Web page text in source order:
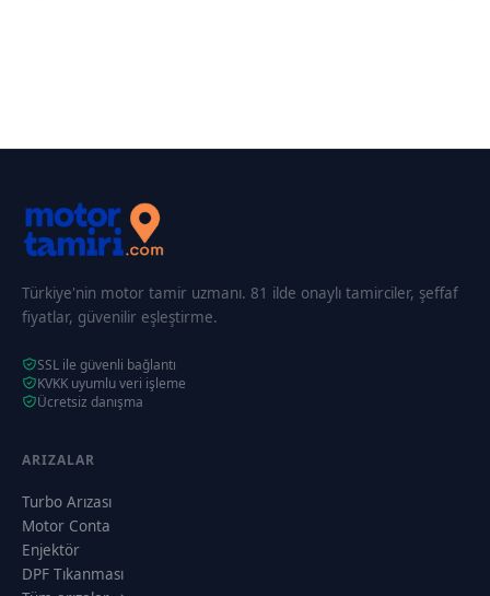
Türkiye'nin motor tamir uzmanı. 81 ilde onaylı tamirciler, şeffaf
fiyatlar, güvenilir eşleştirme.
SSL ile güvenli bağlantı
KVKK uyumlu veri işleme
Ücretsiz danışma
ARIZALAR
Turbo Arızası
Motor Conta
Enjektör
DPF Tıkanması